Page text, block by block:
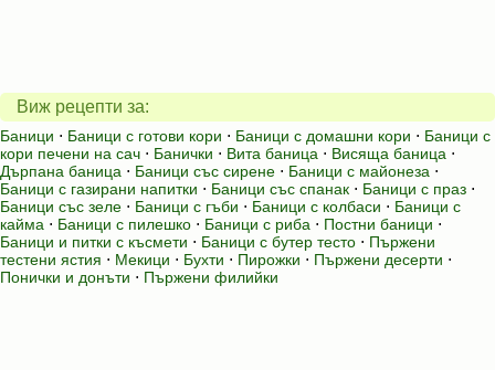
Виж рецепти за:
Баници ⋅ Баници с готови кори ⋅ Баници с домашни кори ⋅ Баници с
кори печени на сач ⋅ Банички ⋅ Вита баница ⋅ Висяща баница ⋅
Дърпана баница ⋅ Баници със сирене ⋅ Баници с майонеза ⋅
Баници с газирани напитки ⋅ Баници със спанак ⋅ Баници с праз ⋅
Баници със зеле ⋅ Баници с гъби ⋅ Баници с колбаси ⋅ Баници с
кайма ⋅ Баници с пилешко ⋅ Баници с риба ⋅ Постни баници ⋅
Баници и питки с късмети ⋅ Баници с бутер тесто ⋅ Пържени
тестени ястия ⋅ Мекици ⋅ Бухти ⋅ Пирожки ⋅ Пържени десерти ⋅
Понички и донъти ⋅ Пържени филийки